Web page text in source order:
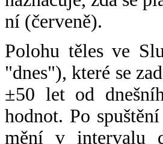
ní (červeně).
Polohu těles ve
"dnes"), které se
±50 let od
hodnot. Po
mění v intervalu